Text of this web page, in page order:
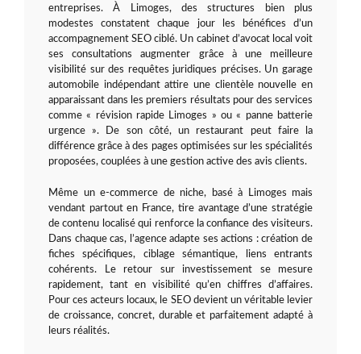
entreprises. À Limoges, des structures bien plus
modestes constatent chaque jour les bénéfices d’un
accompagnement SEO ciblé. Un cabinet d’avocat local voit
ses consultations augmenter grâce à une meilleure
visibilité sur des requêtes juridiques précises. Un garage
automobile indépendant attire une clientèle nouvelle en
apparaissant dans les premiers résultats pour des services
comme « révision rapide Limoges » ou « panne batterie
urgence ». De son côté, un restaurant peut faire la
différence grâce à des pages optimisées sur les spécialités
proposées, couplées à une gestion active des avis clients.
Même un e-commerce de niche, basé à Limoges mais
vendant partout en France, tire avantage d’une stratégie
de contenu localisé qui renforce la confiance des visiteurs.
Dans chaque cas, l’agence adapte ses actions : création de
fiches spécifiques, ciblage sémantique, liens entrants
cohérents. Le retour sur investissement se mesure
rapidement, tant en visibilité qu’en chiffres d’affaires.
Pour ces acteurs locaux, le SEO devient un véritable levier
de croissance, concret, durable et parfaitement adapté à
leurs réalités.